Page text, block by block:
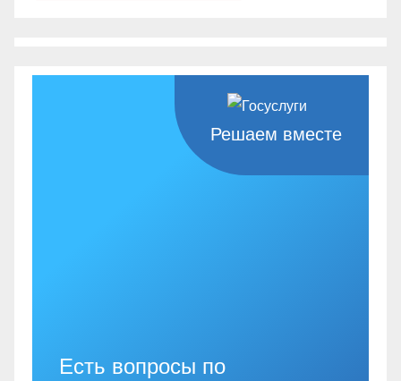
Решаем вместе
Есть вопросы по